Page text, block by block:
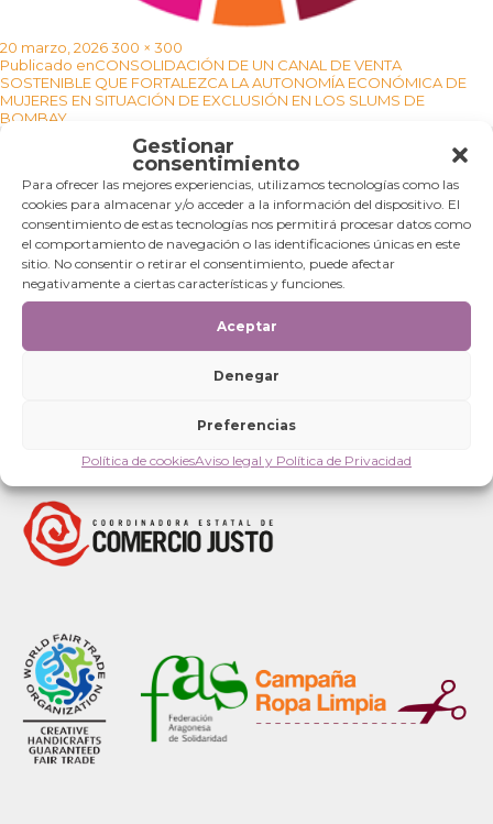
Gestionar
consentimiento
Para ofrecer las mejores experiencias, utilizamos tecnologías como las
cookies para almacenar y/o acceder a la información del dispositivo. El
consentimiento de estas tecnologías nos permitirá procesar datos como
el comportamiento de navegación o las identificaciones únicas en este
sitio. No consentir o retirar el consentimiento, puede afectar
negativamente a ciertas características y funciones.
Aceptar
Denegar
Preferencias
Política de cookiesAviso legal y Política de Privacidad
Publicado
el
20 marzo, 2026 Tamaño
completo
300 × 300
Navegación
de
entradas
Publicado enCONSOLIDACIÓN DE UN CANAL DE VENTA
SOSTENIBLE QUE FORTALEZCA LA AUTONOMÍA ECONÓMICA DE
MUJERES EN SITUACIÓN DE EXCLUSIÓN EN LOS SLUMS DE
BOMBAY
Categorías